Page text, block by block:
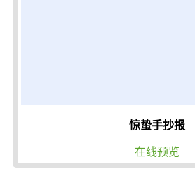
惊蛰手抄报
在线预览